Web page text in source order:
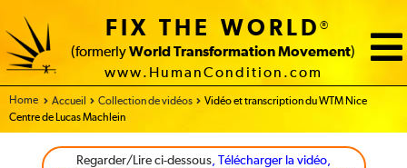
FIX THE WORLD®
(formerly World Transformation Movement)
www.HumanCondition.com
Home Accueil Collection de vidéos
Vidéo et transcription du WTM Nice
Centre de Lucas Machlein
Regarder/Lire ci-dessous, Télécharger la vidéo,